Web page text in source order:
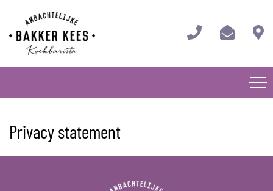
Privacy statement